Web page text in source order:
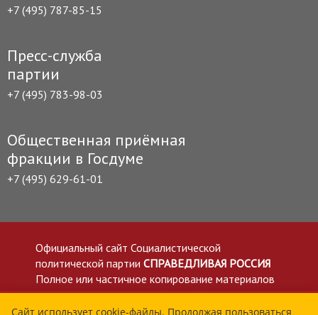
+7 (495) 787-85-15
Пресс-служба
партии
+7 (495) 783-98-03
Общественная приёмная
фракции в Госдуме
+7 (495) 629-61-01
Официальный сайт Социалистической
политической партии СПРАВЕДЛИВАЯ РОССИЯ
Полное или частичное копирование материалов
приветствуется со ссылкой на сайт spravedlivo.ru
Политика в отношении обработки персональных
Сайт использует cookie-файлы. Продолжая пользоваться